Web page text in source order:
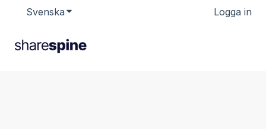
Svenska Visa undermenyer för översättningarLogga in